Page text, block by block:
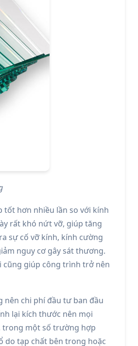
tốt hơn nhiều lần so với kính
rất khó nứt vỡ, giúp tăng
sự cố vỡ kính, kính cường
nguy cơ gây sát thương.
cũng giúp công trình trở nên
nên chi phí đầu tư ban đầu
lại kích thước nên mọi
trong một số trường hợp
do tạp chất bên trong hoặc